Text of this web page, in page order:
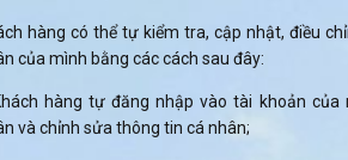
hàng có thể tự kiểm tra, cập nhật, điều
của mình bằng các cách sau đây:
hàng tự đăng nhập vào tài khoản
và chỉnh sửa thông tin cá nhân;